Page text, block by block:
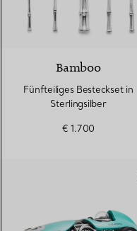
Bamboo
Fünfteiliges Besteckset in
Sterlingsilber
€ 1.700